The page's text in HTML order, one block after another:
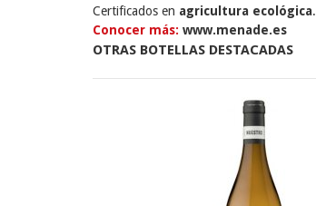
Certificados en agricultura ecológica.
Conocer más: www.menade.es
OTRAS BOTELLAS DESTACADAS